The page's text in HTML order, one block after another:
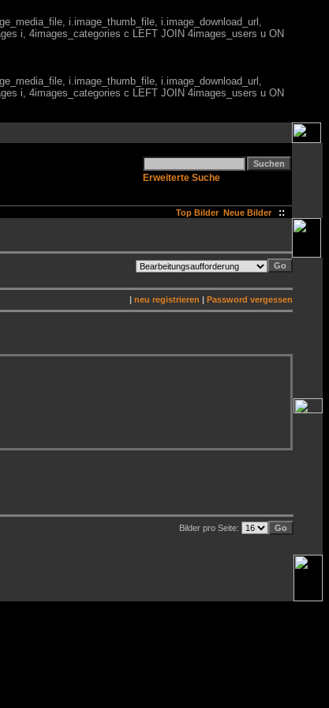
i.image_thumb_file, i.image_download_url,
i, 4images_categories c LEFT JOIN 4images_users u ON
i.image_thumb_file, i.image_download_url,
i, 4images_categories c LEFT JOIN 4images_users u ON
Erweiterte Suche
Top Bilder Neue Bilder ::
| neu registrieren | Password vergessen
Bilder pro Seite: